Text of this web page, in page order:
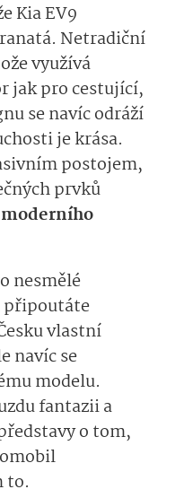
Kia EV9
Netradiční
využívá
jak pro cestující,
se navíc odráží
je krása.
postojem,
prvků
nesmělé
vlastní
navíc se
modelu.
fantazii a
o tom,
to.